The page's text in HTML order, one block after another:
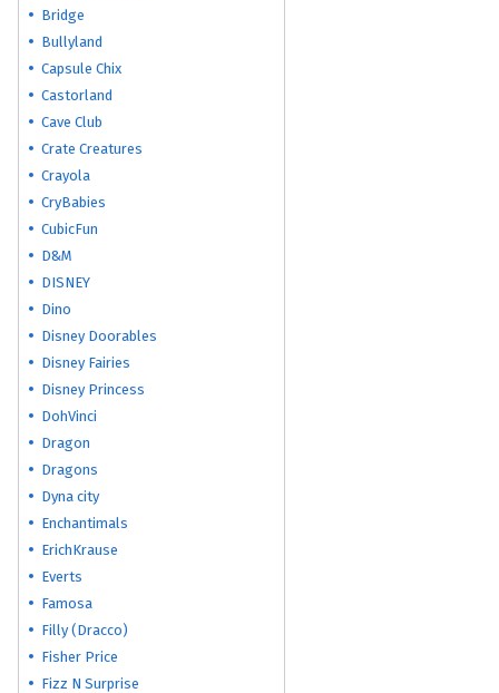
Bridge
Bullyland
Capsule Chix
Castorland
Cave Club
Crate Creatures
Crayola
CryBabies
CubicFun
D&M
DISNEY
Dino
Disney Doorables
Disney Fairies
Disney Princess
DohVinci
Dragon
Dragons
Dyna city
Enchantimals
ErichKrause
Everts
Famosa
Filly (Dracco)
Fisher Price
Fizz N Surprise